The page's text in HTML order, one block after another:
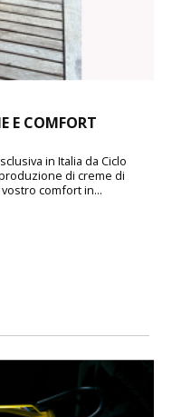
E COMFORT
in Italia da Ciclo
di creme di
comfort in...